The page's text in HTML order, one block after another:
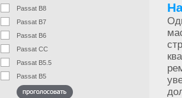
Passat B8
Passat B7
Passat B6
Passat CC
Passat B5.5
Passat B5